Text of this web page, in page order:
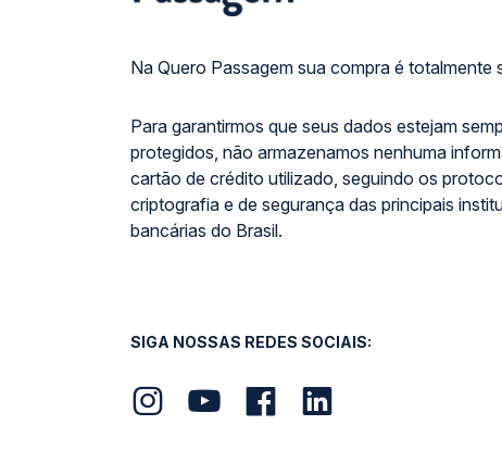
Na Quero Passagem sua compra é totalmente
Para garantirmos que seus dados estejam
protegidos, não armazenamos nenhuma
cartão de crédito utilizado, seguindo os
criptografia e de segurança das principais
bancárias do Brasil.
SIGA NOSSAS REDES SOCIAIS: